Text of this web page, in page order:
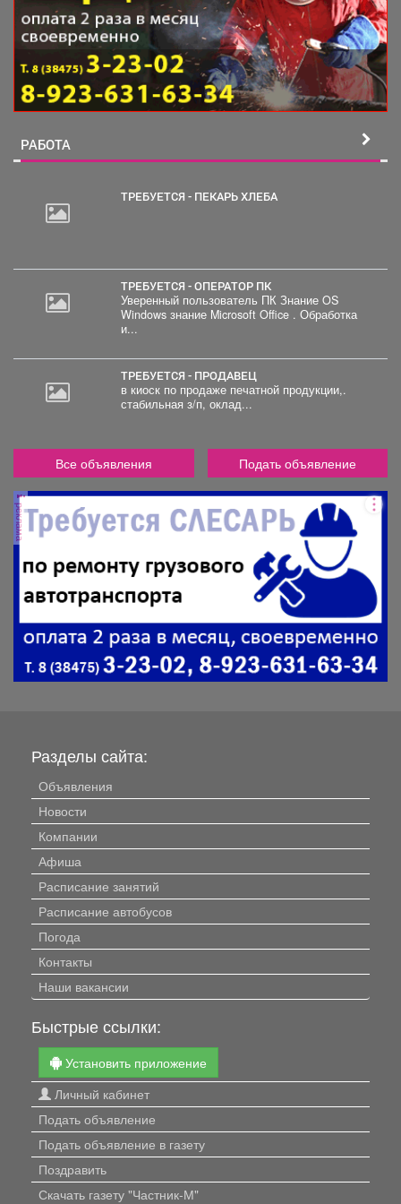
РАБОТА
ТРЕБУЕТСЯ - ПЕКАРЬ ХЛЕБА
ТРЕБУЕТСЯ - ОПЕРАТОР ПК
Уверенный пользователь ПК Знание OS
Windows знание Microsoft Office . Обработка
и...
ТРЕБУЕТСЯ - ПРОДАВЕЦ
в киоск по продаже печатной продукции,.
стабильная з/п, оклад...
Все объявления Подать объявление
реклама
Разделы сайта:
Объявления
Новости
Компании
Афиша
Расписание занятий
Расписание автобусов
Погода
Контакты
Наши вакансии
Быстрые ссылки:
Установить приложение
Личный кабинет
Подать объявление
Подать объявление в газету
Поздравить
Скачать газету "Частник-М"